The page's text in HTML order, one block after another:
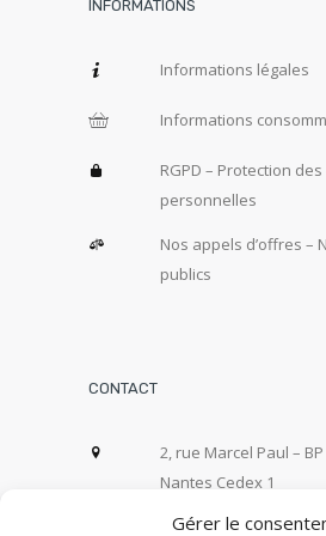
Gérer le
INFORMATIONS
Informations légales
Informations
RGPD – Protection
personnelles
Nos appels d’offres –
publics
CONTACT
2, rue Marcel Paul –
Nantes Cedex 1